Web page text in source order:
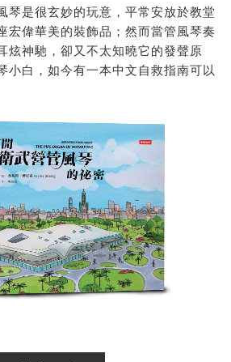
琴是很玄妙的玩意，平常安放於教堂
宏偉華美的裝飾品；然而當管風琴奏
炫神馳，卻又不太知曉它的發聲原
小白，如今有一本中文自救指南可以